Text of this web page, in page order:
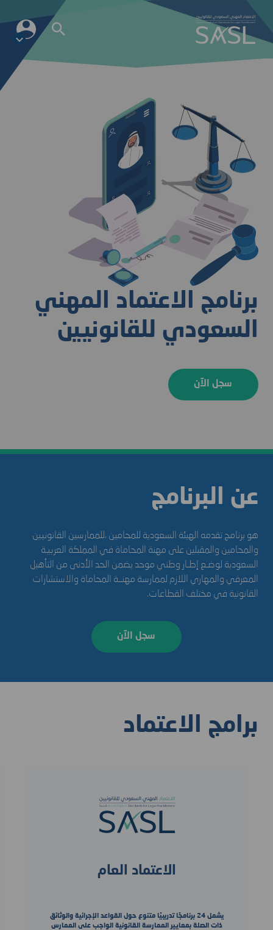
برنامج الاعتماد المهني
السعودي للقانونيين
سجل الآن
عن البرنامج
ﻫﻮ ﺑﺮﻧﺎﻣﺞ ﺗﻘﺪﻣﻪ اﻟﻬﻴﺌﺔ السعودية ﻟﻠﻤﺤﺎﻣﻴﻦ ،ﻟﻠﻤﻤﺎرﺳﻴﻦ اﻟﻘﺎﻧﻮﻧﻴﻴﻦ
واﻟﻤﺤﺎﻣﻴﻦ واﻟﻤﻘﺒﻠﻴﻦ ﻋﻠﻰ ﻣﻬﻨﺔ اﻟﻤﺤﺎﻣﺎة ﻓﻲ اﻟﻤﻤﻠﻜﺔ اﻟﻌﺮﺑﻴـﺔ
اﻟﺴﻌﻮدﻳﺔ ﻟﻮﺿـﻊ إﻃـﺎر وﻃﻨﻲ ﻣﻮﺣﺪ ﻳﻀﻤﻦ اﻟﺤﺪ اﻷدﻧﻰ ﻣﻦ اﻟﺘﺄﻫﻴل
اﻟﻤﻌﺮﻓﻲ واﻟﻤﻬﺎري اللازم ﻟﻤﻤﺎرﺳﺔ ﻣﻬﻨــﺔ اﻟﻤﺤﺎﻣﺎة واﻻﺳﺘﺸﺎرات
اﻟﻘﺎﻧﻮﻧﻴﺔ ﻓﻲ ﻣﺨﺘﻠﻒ اﻟﻘﻄﺎﻋﺎت.
سجل الآن
برامج الاعتماد
الاعتماد العام
يشمل 24 برنامجًا تدريبيًا متنوع حول القواعد الإجرائية والوثائق
ذات الصلة بمعايير الممارسة القانونية الواجب على الممارس